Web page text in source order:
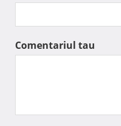
Comentariul tau